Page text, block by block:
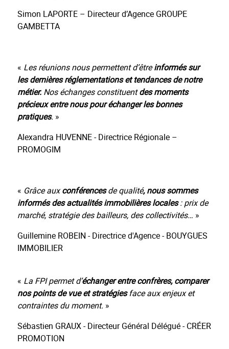
Simon LAPORTE – Directeur d’Agence GROUPE
GAMBETTA
« Les réunions nous permettent d’êtreinformés sur
les dernières réglementations et tendances de notre
métier. Nos échanges constituentdes moments
précieux entre nous pour échanger les bonnes
pratiques. »
Alexandra HUVENNE - Directrice Régionale –
PROMOGIM
« Grâce auxconférencesde qualité, nous sommes
informés des actualités immobilières locales: prix de
marché, stratégie des bailleurs, des collectivités… »
Guillemine ROBEIN - Directrice d'Agence - BOUYGUES
IMMOBILIER
« La FPI permet d’échanger entre confrères, comparer
nos points de vue et stratégiesface aux enjeux et
contraintes du moment. »
Sébastien GRAUX - Directeur Général Délégué - CRÉER
PROMOTION